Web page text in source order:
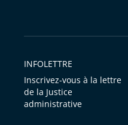
INFOLETTRE
Inscrivez-vous à la lettre
de la Justice
administrative